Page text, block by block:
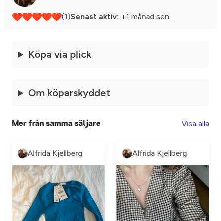
(1)Senast aktiv: +1 månad sen
Köpa via plick
Om köparskyddet
Mer från samma säljare Visa alla
Alfrida Kjellberg Alfrida Kjellberg